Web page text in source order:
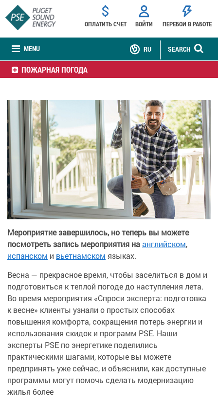
MENU
ОПЛАТИТЬ СЧЕТ ВОЙТИ ПЕРЕБОИ В РАБОТЕ
SEARCH
RU
ПОЖАРНАЯ ПОГОДА
Мероприятие завершилось, но теперь вы можете
посмотреть запись мероприятия наанглийском,
испанском и вьетнамском языках.
Весна — прекрасное время, чтобы заселиться в дом и
подготовиться к теплой погоде до наступления лета.
Во время мероприятия «Спроси эксперта: подготовка
к весне» клиенты узнали о простых способах
повышения комфорта, сокращения потерь энергии и
использования скидок и программ PSE. Наши
эксперты PSE по энергетике поделились
практическими шагами, которые вы можете
предпринять уже сейчас, и объяснили, как доступные
программы могут помочь сделать модернизацию
жилья более